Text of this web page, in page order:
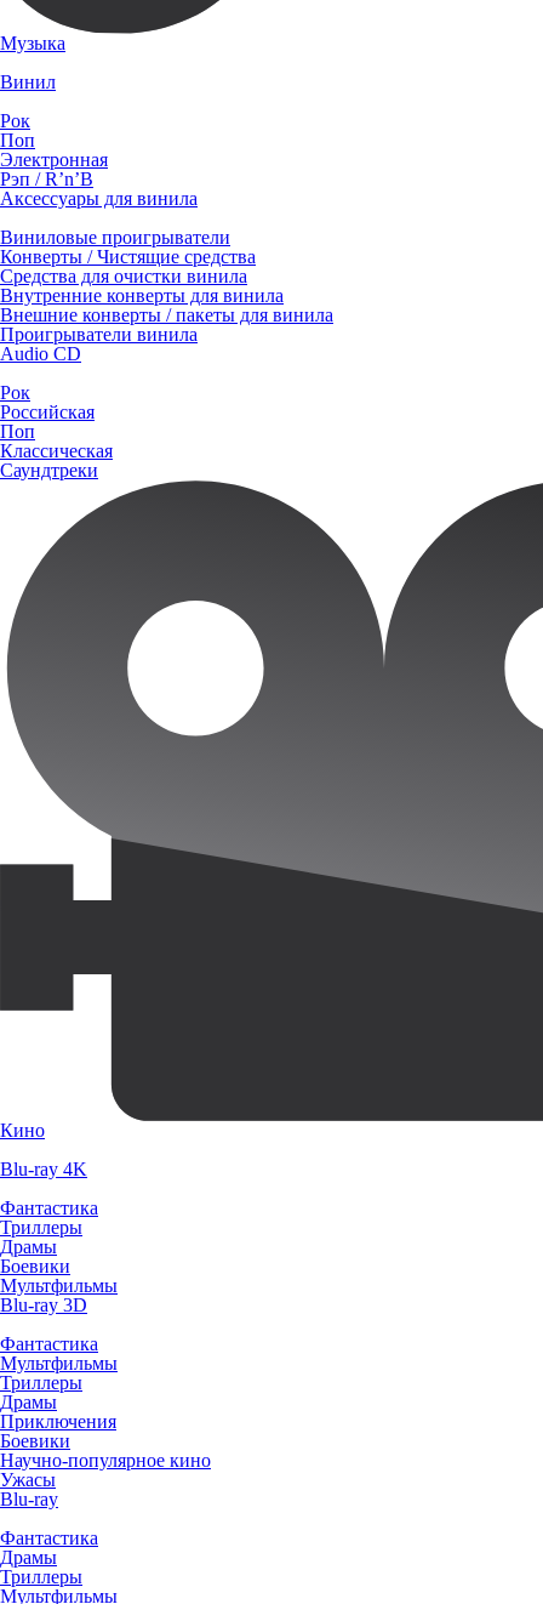
Музыка
Винил
Рок
Поп
Электронная
Рэп / R’n’B
Аксессуары для винила
Виниловые проигрыватели
Конверты / Чистящие средства
Средства для очистки винила
Внутренние конверты для винила
Внешние конверты / пакеты для винила
Проигрыватели винила
Audio CD
Рок
Российская
Поп
Классическая
Саундтреки
Кино
Blu-ray 4K
Фантастика
Триллеры
Драмы
Боевики
Мультфильмы
Blu-ray 3D
Фантастика
Мультфильмы
Триллеры
Драмы
Приключения
Боевики
Научно-популярное кино
Ужасы
Blu-ray
Фантастика
Драмы
Триллеры
Мультфильмы